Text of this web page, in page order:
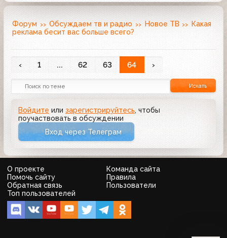
Форум Обсуждаем тв и радио Новое ТВ
Какая
реклама бесит вас больше всего?
‹ 1 ... 62 63 64 ›
Искать
Войдите или зарегистрируйтесь, чтобы
поучаствовать в обсуждении
Вход через Телеграм
О проекте
Команда сайта
Помочь сайту
Правила
Обратная связь
Пользователи
Топ пользователей